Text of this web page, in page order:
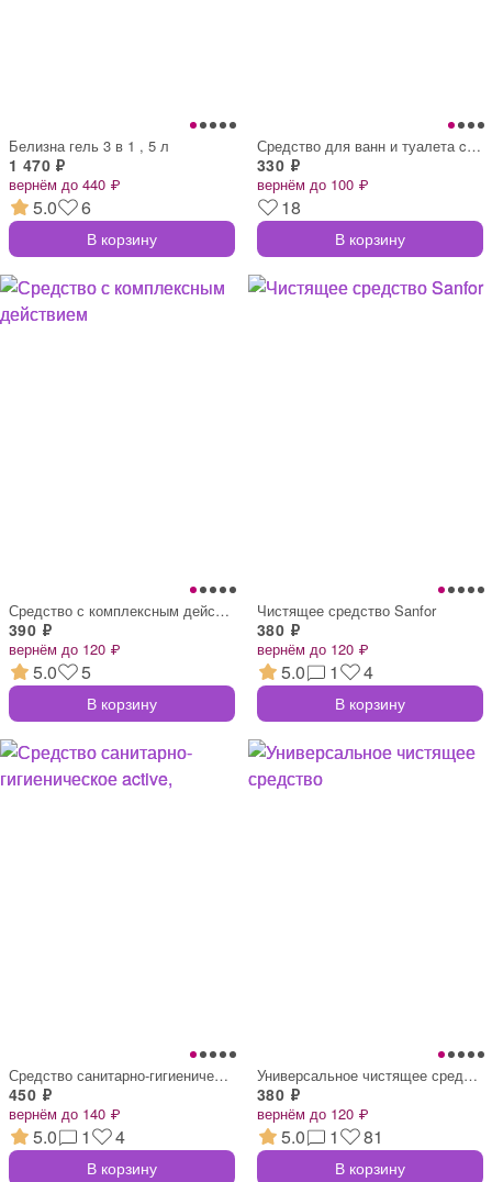
Белизна гель 3 в 1 , 5 л
1 470 ₽
вернём до 440 ₽
5.0 6
В корзину
Средство для ванн и туалета chlorum, отб
330 ₽
вернём до 100 ₽
18
В корзину
Средство с комплексным действием
390 ₽
вернём до 120 ₽
5.0 5
В корзину
Чистящее средство Sanfor
380 ₽
вернём до 120 ₽
5.0 1 4
В корзину
Средство санитарно-гигиеническое active,
450 ₽
вернём до 140 ₽
5.0 1 4
В корзину
Универсальное чистящее средство
380 ₽
вернём до 120 ₽
5.0 1 81
В корзину